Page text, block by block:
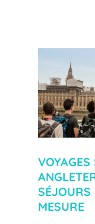
VOYAGES
SÉJOURS
MESURE